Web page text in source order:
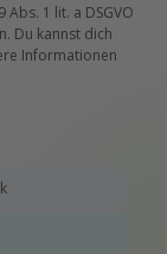
1 lit. a DSGVO
Du kannst dich
Informationen